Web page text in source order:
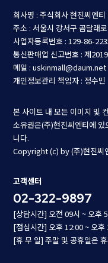
회사명 : 주식회사 현진씨엔티
주소 : 서울시 강서구 곰달래
사업자등록번호 : 129-86-
통신판매업 신고번호 : 제
메일 : uskinmall@daum.net
개인정보관리 책임자 : 정수민
본 사이트 내 모든 이미지 및
소유권은(주)현진씨엔티에
니다.
Copyright (c) by (주)현진
고객센터
02-322-9897
[상담시간] 오전 09시 ~ 오후
[점심시간] 오후 12:00 ~ 오후
[휴 무 일] 주말 및 공휴일은